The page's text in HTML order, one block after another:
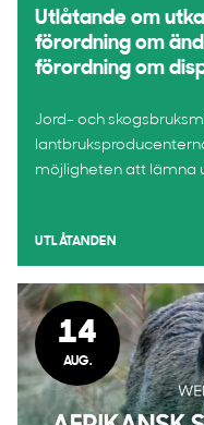
Utlåtande om
förordning om
förordning om
Jord- och
möjligheten att lämna
UTLÅTANDEN
14
AUG.